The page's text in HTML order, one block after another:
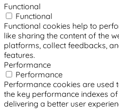
Functional
Functional
Functional cookies help to
like sharing the content of the
platforms, collect feedbacks,
features.
Performance
Performance
Performance cookies are used
the key performance indexes
delivering a better user